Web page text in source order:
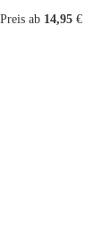
Preis ab 14,95 €